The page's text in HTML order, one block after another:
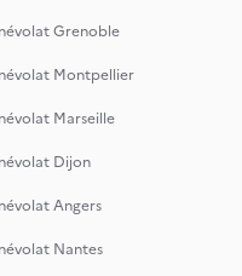
Grenoble
Montpellier
Marseille
Dijon
Angers
Nantes